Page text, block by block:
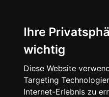
Ihre
wichtig
Diese Website
Targeting
Internet-Erlebnis zu